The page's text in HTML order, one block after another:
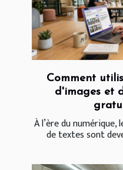
Comment
d'images et
À l’ère du
de textes sont